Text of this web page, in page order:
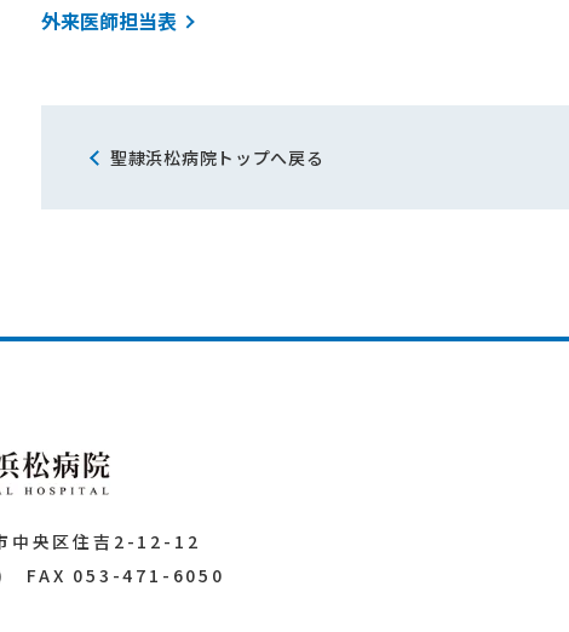
外来医師担当表
聖隷浜松病院トップへ戻る
中央区住吉2-12-12
) FAX 053-471-6050